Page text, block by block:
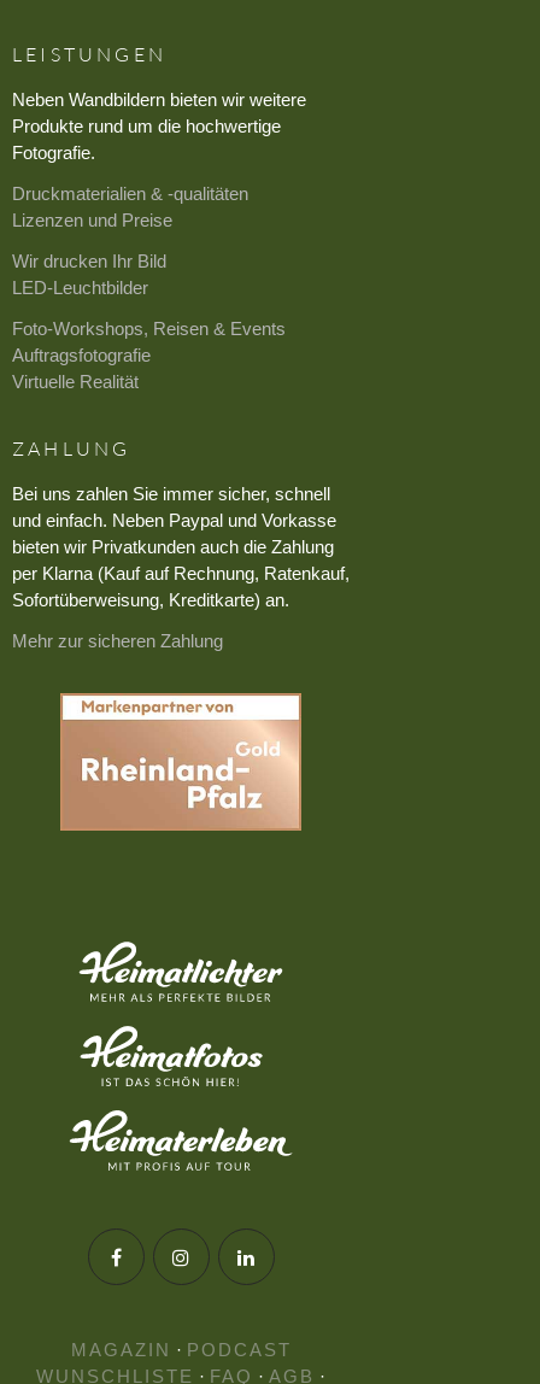
LEISTUNGEN
Neben Wandbildern bieten wir weitere
Produkte rund um die hochwertige
Fotografie.
Druckmaterialien & -qualitäten
Lizenzen und Preise
Wir drucken Ihr Bild
LED-Leuchtbilder
Foto-Workshops, Reisen & Events
Auftragsfotografie
Virtuelle Realität
ZAHLUNG
Bei uns zahlen Sie immer sicher, schnell
und einfach. Neben Paypal und Vorkasse
bieten wir Privatkunden auch die Zahlung
per Klarna (Kauf auf Rechnung, Ratenkauf,
Sofortüberweisung, Kreditkarte) an.
Mehr zur sicheren Zahlung
MAGAZIN · PODCAST
WUNSCHLISTE · FAQ · AGB ·